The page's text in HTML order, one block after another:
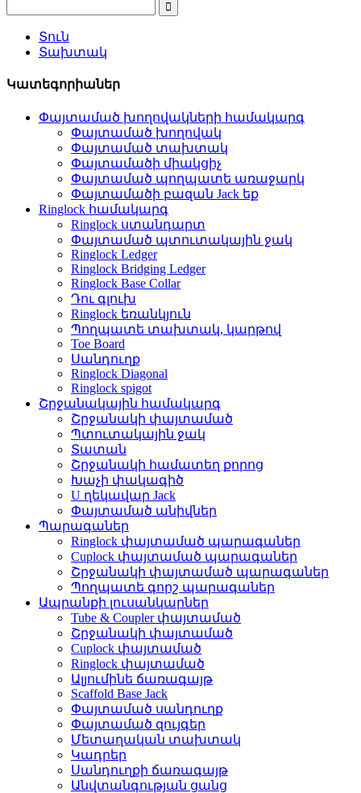
Տուն
Տախտակ
Կատեգորիաներ
Փայտամած խողովակների համակարգ
Փայտամած խողովակ
Փայտամած տախտակ
Փայտամածի միակցիչ
Փայտամած պողպատե առաջարկ
Փայտամածի բազան Jack եք
Ringlock համակարգ
Ringlock ստանդարտ
Փայտամած պտուտակային ջակ
Ringlock Ledger
Ringlock Bridging Ledger
Ringlock Base Collar
Դու գլուխ
Ringlock եռանկյուն
Պողպատե տախտակ, կարթով
Toe Board
Սանդուղք
Ringlock Diagonal
Ringlock spigot
Շրջանակային համակարգ
Շրջանակի փայտամած
Պտուտակային ջակ
Տատան
Շրջանակի համատեղ քորոց
Խաչի փակագիծ
U ղեկավար Jack
Փայտամած անիվներ
Պարագաներ
Ringlock փայտամած պարագաներ
Cuplock փայտամած պարագաներ
Շրջանակի փայտամած պարագաներ
Պողպատե գորշ պարագաներ
Ապրանքի լուսանկարներ
Tube & Coupler փայտամած
Շրջանակի փայտամած
Cuplock փայտամած
Ringlock փայտամած
Ալյումինե ճառագայթ
Scaffold Base Jack
Փայտամած սանդուղք
Փայտամած զույգեր
Մետաղական տախտակ
Կադրեր
Սանդուղքի ճառագայթ
Անվտանգության ցանց